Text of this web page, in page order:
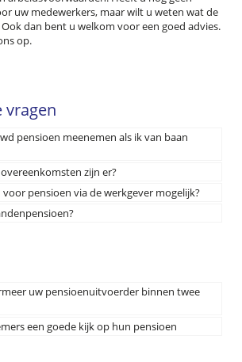
uw medewerkers, maar wilt u weten wat de
dan bent u welkom voor een goed advies.
op.
vragen
pensioen meenemen als ik van baan
zijn er?
voor pensioen via de werkgever mogelijk?
uw pensioenuitvoerder binnen twee
een goede kijk op hun pensioen